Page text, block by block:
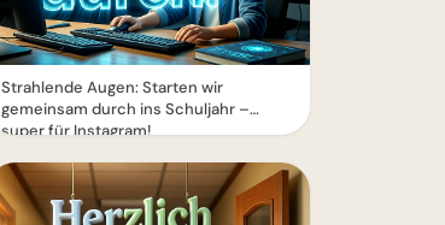
Strahlende Augen: Starten wir
gemeinsam durch ins Schuljahr –
super für Instagram!